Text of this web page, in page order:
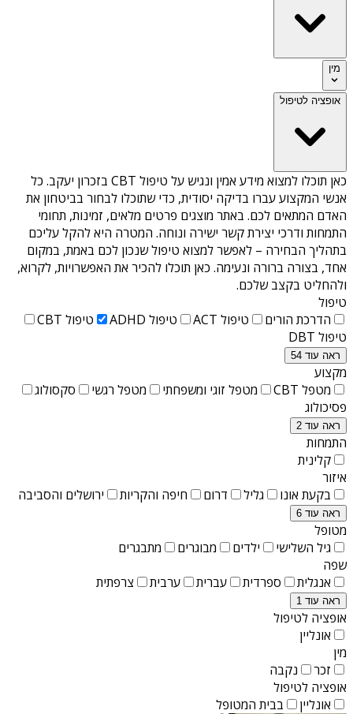
מין
אופציה לטיפול
כאן תוכלו למצוא מידע אמין ונגיש על טיפול CBT בזכרון יעקב
. כל
אנשי המקצוע עברו בדיקה יסודית, כדי שתוכלו לבחור בביטחון את
האדם המתאים לכם. באתר מוצגים פרטים מלאים, זמינות, תחומי
התמחות ודרכי יצירת קשר ישירה ונוחה. המטרה היא להקל עליכם
בתהליך הבחירה – לאפשר למצוא טיפול שנכון לכם באמת, במקום
אחד, בצורה ברורה ונעימה. כאן תוכלו להכיר את האפשרויות, לקרוא,
ולהחליט בקצב שלכם.
טיפול
הדרכת הורים
טיפול ACT טיפול ADHD
טיפול CBT
טיפול DBT
ראה עוד 54
מקצוע
מטפל CBT
מטפל זוגי ומשפחתי מטפל רגשי
סקסולוג
פסיכולוג
ראה עוד 2
התמחות
קלינית
איזור
בקעת אונו
גליל דרום חיפה והקריות ירושלים והסביבה
ראה עוד 6
מטופל
גיל השלישי
ילדים מבוגרים
מתבגרים
שפה
אנגלית
ספרדית עברית ערבית צרפתית
ראה עוד 1
אופציה לטיפול
אונליין
מין
זכר
נקבה
אופציה לטיפול
אונליין
בבית המטופל